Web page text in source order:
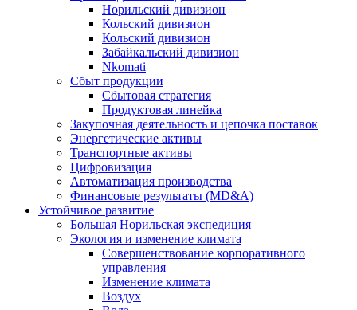
Норильский дивизион
Кольский дивизион
Кольский дивизион
Забайкальский дивизион
Nkomati
Сбыт продукции
Сбытовая стратегия
Продуктовая линейка
Закупочная деятельность и цепочка поставок
Энергетические активы
Транспортные активы
Цифровизация
Автоматизация производства
Финансовые результаты (MD&A)
Устойчивое развитие
Большая Норильская экспедиция
Экология и изменение климата
Совершенствование корпоративного
управления
Изменение климата
Воздух